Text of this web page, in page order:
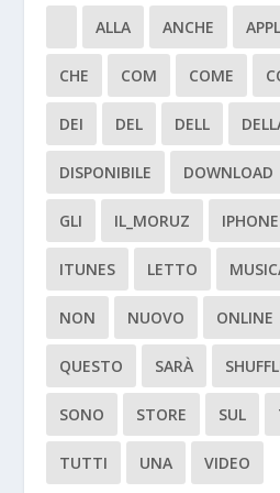
ALLA ANCHE
CHE COM COME
DEI DEL DELL
DISPONIBILE DOWNLOAD
GLI IL_MORUZ IPHONE
ITUNES LETTO
NON NUOVO ONLINE
QUESTO SARÀ
SONO STORE SUL
TUTTI UNA VIDEO